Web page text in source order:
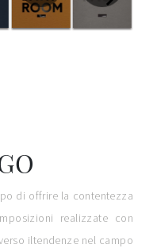
di offrire la contentezza
realizzate con
iltendenze nel campo